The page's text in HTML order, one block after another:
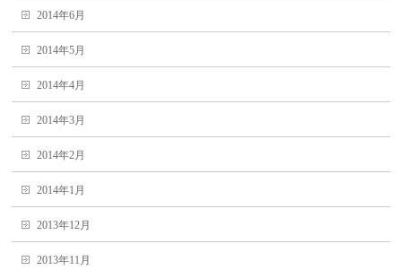
2014年6月
2014年5月
2014年4月
2014年3月
2014年2月
2014年1月
2013年12月
2013年11月